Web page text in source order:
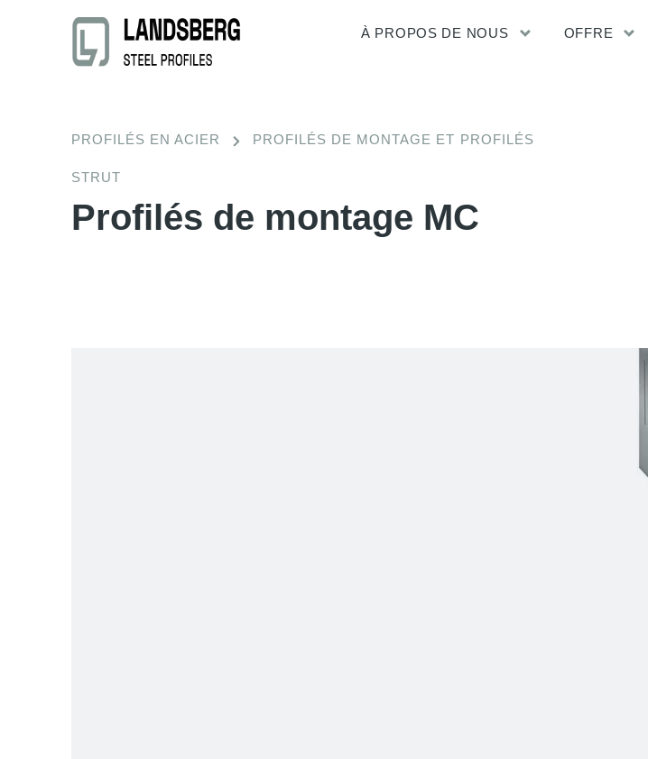
À PROPOS DE NOUS OFFRE
PROFILÉS EN ACIER PROFILÉS DE MONTAGE ET PROFILÉS
STRUT
Profilés de montage MC